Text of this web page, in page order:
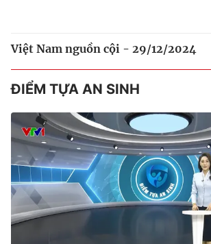
Việt Nam nguồn cội - 29/12/2024
ĐIỂM TỰA AN SINH